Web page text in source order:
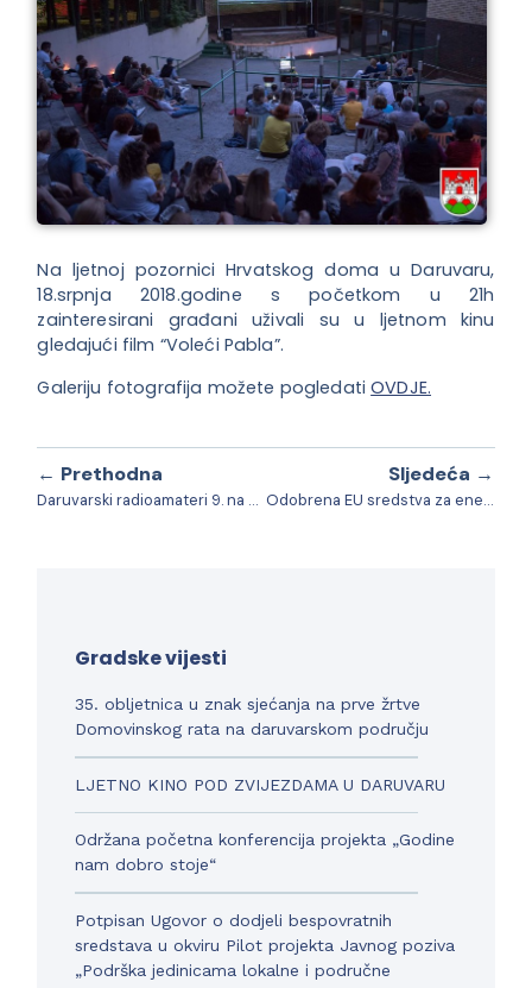
Na ljetnoj pozornici Hrvatskog doma u Daruvaru,
18.srpnja 2018.godine s početkom u 21h
zainteresirani građani uživali su u ljetnom kinu
gledajući film “Voleći Pabla”.
Galeriju fotografija možete pogledatiOVDJE.
← Prethodna
Daruvarski radioamateri 9. na Svjetskoj radioamaterskoj olimpijadi
Sljedeća →
Odobrena EU sredstva za energetsku obnovu zgrade Hrvatski dom
Gradske vijesti
35. obljetnica u znak sjećanja na prve žrtve
Domovinskog rata na daruvarskom području
LJETNO KINO POD ZVIJEZDAMA U DARUVARU
Održana početna konferencija projekta „Godine
nam dobro stoje“
Potpisan Ugovor o dodjeli bespovratnih
sredstava u okviru Pilot projekta Javnog poziva
„Podrška jedinicama lokalne i područne